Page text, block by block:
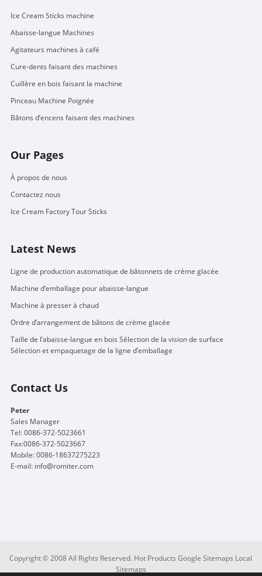
Ice Cream Sticks machine
Abaisse-langue Machines
Agitateurs machines à café
Cure-dents faisant des machines
Cuillère en bois faisant la machine
Pinceau Machine Poignée
Bâtons d’encens faisant des machines
Our Pages
À propos de nous
Contactez nous
Ice Cream Factory Tour Sticks
Latest News
Ligne de production automatique de bâtonnets de crème glacée
Machine d’emballage pour abaisse-langue
Machine à presser à chaud
Ordre d’arrangement de bâtons de crème glacée
Taille de l’abaisse-langue en bois Sélection de la vision de surface
Sélection et empaquetage de la ligne d’emballage
Contact Us
Peter
Sales Manager
Tel: 0086-372-5023661
Fax:0086-372-5023667
Mobile: 0086-18637275223
E-mail: info@romiter.com
Copyright © 2008 All Rights Reserved. Hot Products Google Sitemaps Local
Sitemaps